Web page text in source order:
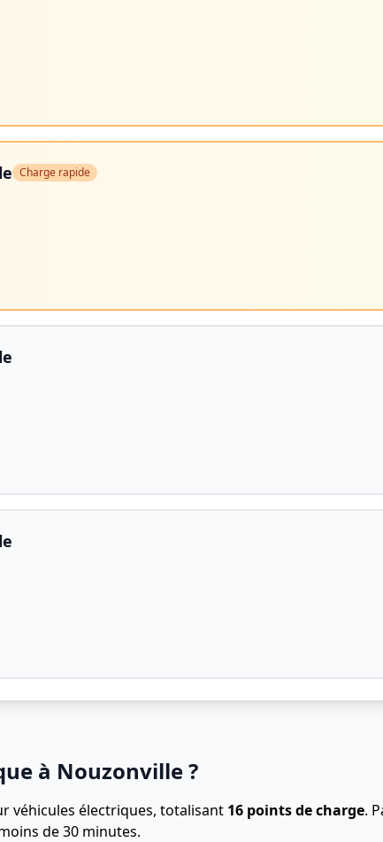
Charge rapide
à Nouzonville ?
véhicules électriques, totalisant 16 points de charge.
de 30 minutes.